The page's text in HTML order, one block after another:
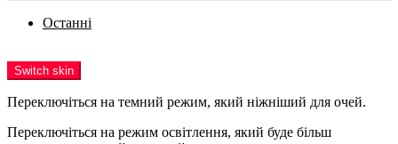
Останні
Switch skin
Переключіться на темний режим, який ніжніший для очей.
Переключіться на режим освітлення, який буде більш